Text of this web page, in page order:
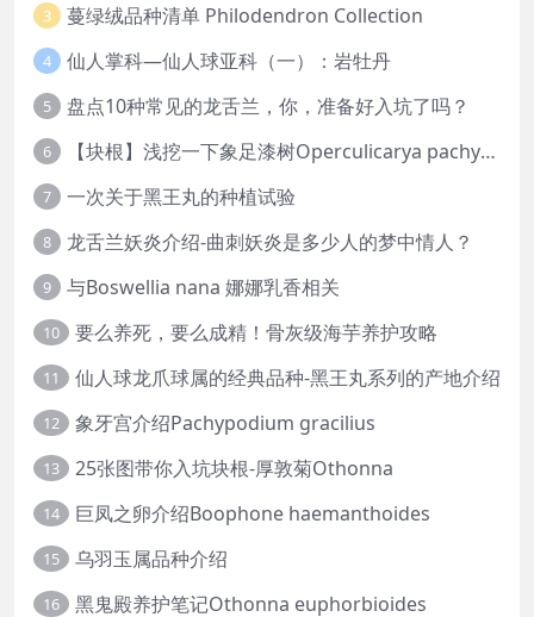
3 蔓绿绒品种清单 Philodendron Collection
4 仙人掌科—仙人球亚科（一）：岩牡丹
5 盘点10种常见的龙舌兰，你，准备好入坑了吗？
6 【块根】浅挖一下象足漆树Operculicarya pachypus
7 一次关于黑王丸的种植试验
8 龙舌兰妖炎介绍-曲刺妖炎是多少人的梦中情人？
9 与Boswellia nana 娜娜乳香相关
10 要么养死，要么成精！骨灰级海芋养护攻略
11 仙人球龙爪球属的经典品种-黑王丸系列的产地介绍
12 象牙宫介绍Pachypodium gracilius
13 25张图带你入坑块根-厚敦菊Othonna
14 巨凤之卵介绍Boophone haemanthoides
15 乌羽玉属品种介绍
16 黑鬼殿养护笔记Othonna euphorbioides